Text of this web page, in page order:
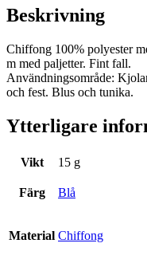
Beskrivning
Chiffong 100% polyester
m med paljetter. Fint fall.
Användningsområde:
och fest. Blus och tunika.
Ytterligare
Vikt 15 g
Färg Blå
Material Chiffong